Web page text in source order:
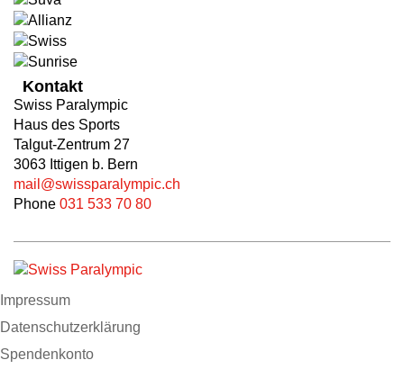
Kontakt
Swiss Paralympic
Haus des Sports
Talgut-Zentrum 27
3063 Ittigen b. Bern
mail@swissparalympic.ch
Phone 031 533 70 80
Impressum
Datenschutzerklärung
Spendenkonto